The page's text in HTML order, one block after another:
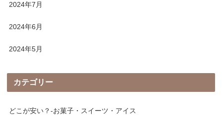
2024年7月
2024年6月
2024年5月
カテゴリー
どこが安い？-お菓子・スイーツ・アイス